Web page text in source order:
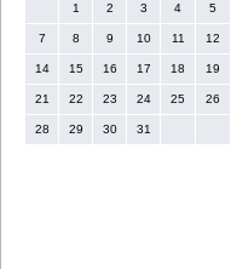
1
2 3 4 5
7 8 9 10 11 12
14 15 16 17 18 19
21 22 23 24 25 26
28 29 30 31